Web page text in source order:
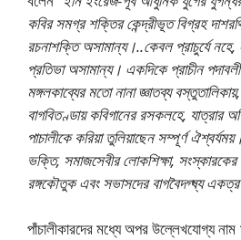
কবির সমগ্র শক্তির কেন্দ্রীভূত বিগ্রহ
রচনাশক্তি অসামান্য।..কেবল প্রাচুর্যে নহে,
প্রতিভা অসামান্য। একদিকে প্রাচীন
মঙ্গলকাব্যের মতাে নানা জ্ঞাতব্য
বাগবিতণ্ডায় কবিগানের রসকলহে, যাত্রার
পাচালীকে করিয়া তুলিয়াছেন সম্পূর্ণ
ভক্তি, সমাজসেবীর লােকশিক্ষা, সংস্কারকের
রঙ্গকৌতুক এবং সভাসদের বাগবৈদগ্ষ্য একত্র
পাঁচালীকারদের মধ্যে অপর উল্লেখযােগ্য নাম